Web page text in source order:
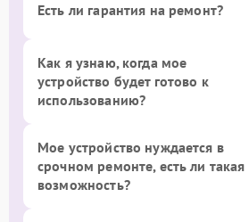
Есть ли гарантия на ремонт?
Как я узнаю, когда мое
устройство будет готово к
использованию?
Мое устройство нуждается в
срочном ремонте, есть ли такая
возможность?